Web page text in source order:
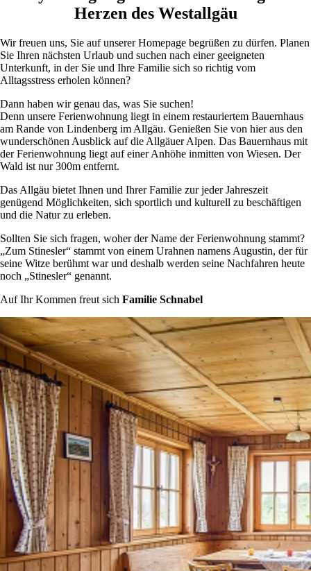
Herzen des Westallgäu
Wir freuen uns, Sie auf unserer Homepage begrüßen zu dürfen. Planen
Sie Ihren nächsten Urlaub und suchen nach einer geeigneten
Unterkunft, in der Sie und Ihre Familie sich so richtig vom
Alltagsstress erholen können?
Dann haben wir genau das, was Sie suchen!
Denn unsere Ferienwohnung liegt in einem restauriertem Bauernhaus
am Rande von Lindenberg im Allgäu. Genießen Sie von hier aus den
wunderschönen Ausblick auf die Allgäuer Alpen. Das Bauernhaus mit
der Ferienwohnung liegt auf einer Anhöhe inmitten von Wiesen. Der
Wald ist nur 300m entfernt.
Das Allgäu bietet Ihnen und Ihrer Familie zur jeder Jahreszeit
genügend Möglichkeiten, sich sportlich und kulturell zu beschäftigen
und die Natur zu erleben.
Sollten Sie sich fragen, woher der Name der Ferienwohnung stammt?
„Zum Stinesler“ stammt von einem Urahnen namens Augustin, der für
seine Witze berühmt war und deshalb werden seine Nachfahren heute
noch „Stinesler“ genannt.
Auf Ihr Kommen freut sich Familie Schnabel